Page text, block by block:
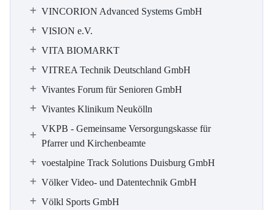
VINCORION Advanced Systems GmbH
VISION e.V.
VITA BIOMARKT
VITREA Technik Deutschland GmbH
Vivantes Forum für Senioren GmbH
Vivantes Klinikum Neukölln
VKPB - Gemeinsame Versorgungskasse für
Pfarrer und Kirchenbeamte
voestalpine Track Solutions Duisburg GmbH
Völker Video- und Datentechnik GmbH
Völkl Sports GmbH